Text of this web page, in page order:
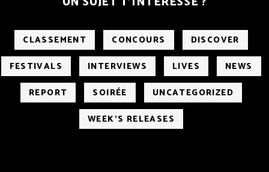
CLASSEMENT CONCOURS
DISCOVER
FESTIVALS
INTERVIEWS LIVES
NEWS
REPORT
SOIRÉE
UNCATEGORIZED
WEEK'S RELEASES